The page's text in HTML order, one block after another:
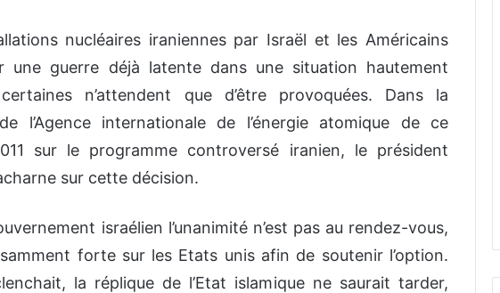
nucléaires iraniennes par Israël et les Américains
une guerre déjà latente dans une situation hautement
n’attendent que d’être provoquées. Dans la
l’Agence internationale de l’énergie atomique de ce
sur le programme controversé iranien, le président
sur cette décision.
israélien l’unanimité n’est pas au rendez-vous,
forte sur les Etats unis afin de soutenir l’option.
la réplique de l’Etat islamique ne saurait tarder,